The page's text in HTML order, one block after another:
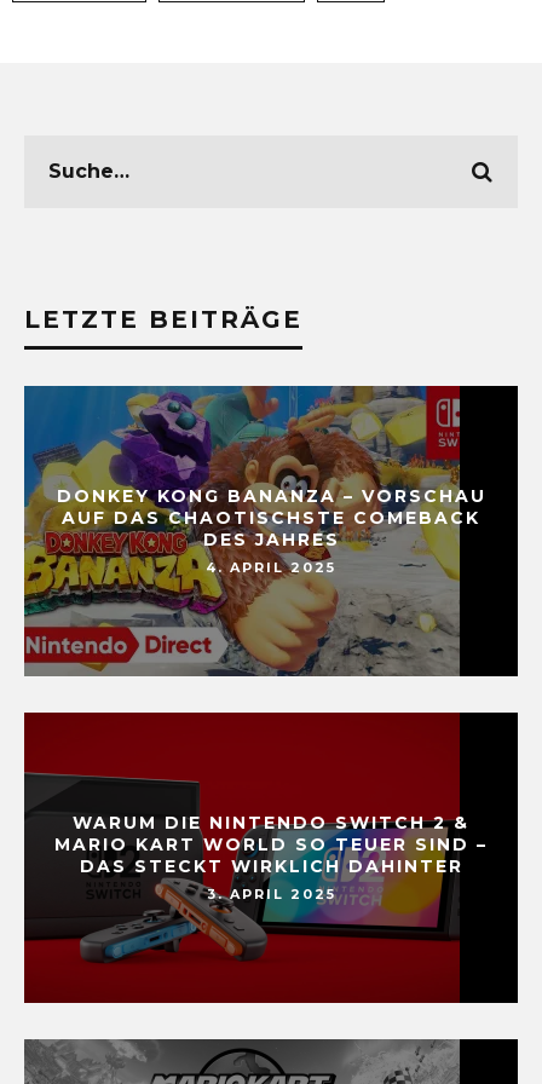
LETZTE BEITRÄGE
DONKEY KONG BANANZA – VORSCHAU
AUF DAS CHAOTISCHSTE COMEBACK
DES JAHRES
4. APRIL 2025
WARUM DIE NINTENDO SWITCH 2 &
MARIO KART WORLD SO TEUER SIND –
DAS STECKT WIRKLICH DAHINTER
3. APRIL 2025